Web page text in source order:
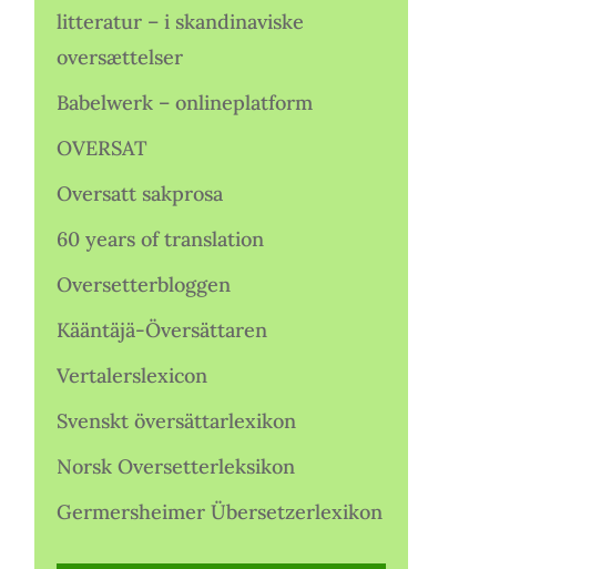
litteratur – i skandinaviske
oversættelser
Babelwerk – onlineplatform
OVERSAT
Oversatt sakprosa
60 years of translation
Oversetterbloggen
Kääntäjä-Översättaren
Vertalerslexicon
Svenskt översättarlexikon
Norsk Oversetterleksikon
Germersheimer Übersetzerlexikon